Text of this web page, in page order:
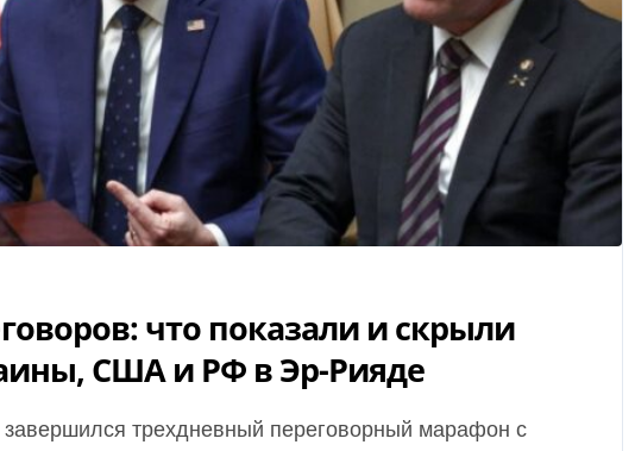
что показали и скрыли
США и РФ в Эр-Рияде